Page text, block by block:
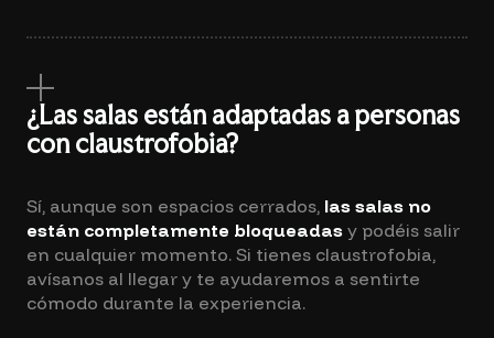
¿Las salas están adaptadas a personas
con claustrofobia?
Sí, aunque son espacios cerrados, las salas no
están completamente bloqueadas y podéis salir
en cualquier momento. Si tienes claustrofobia,
avísanos al llegar y te ayudaremos a sentirte
cómodo durante la experiencia.